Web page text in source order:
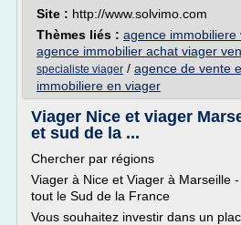
Site : http://www.solvimo.com
Thèmes liés : agence immobiliere
agence immobilier achat viager
specialiste viager / agence de vente
immobiliere en viager
Viager Nice et viager
et sud de la ...
Chercher par régions
Viager à Nice et Viager à Marseille
tout le Sud de la France
Vous souhaitez investir dans un